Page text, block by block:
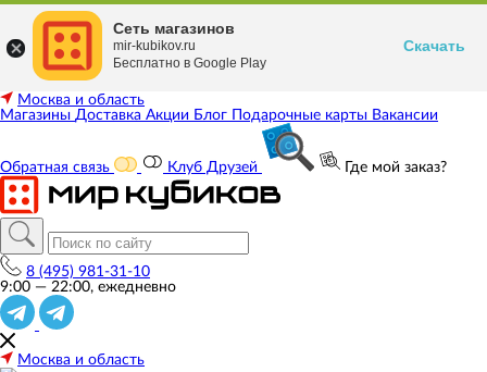
Москва и область
Магазины Доставка Акции Блог Подарочные карты Вакансии
Обратная связь Клуб Друзей Где мой заказ?
8 (495) 981-31-10
9:00 — 22:00, ежедневно
Москва и область
Сеть магазинов
mir-kubikov.ru
Бесплатно в Google Play
Скачать